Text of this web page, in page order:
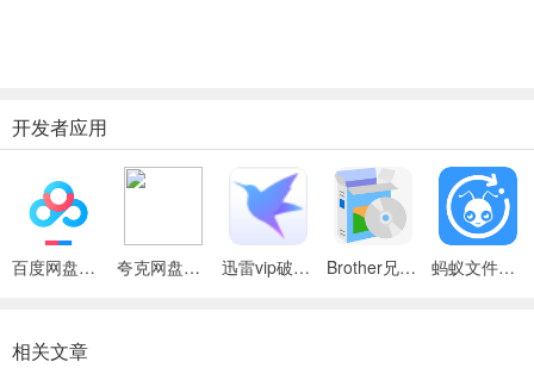
开发者应用
百度网盘绿色免安装Pc电脑版 夸克网盘官方正式版 迅雷vip破解版永久会员2024版 Brother兄弟 MFC-8480DN多功能一体机ISIS驱动 蚂蚁文件（数据恢复大师）
相关文章